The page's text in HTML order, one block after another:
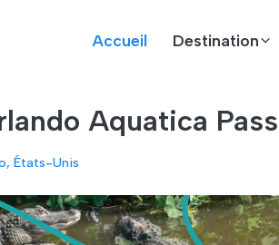
Accueil Destination
Aquatica Pass
États-Unis